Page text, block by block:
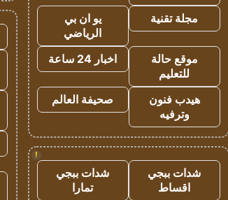
مجلة تقنية
يو ان بي
الرياضي
موقع حالة
للتعليم
اخبار 24 ساعة
هيدب فنون
وترفيه
صحيفة العالم
!
شدات ببجي
اقساط
شدات ببجي
تمارا